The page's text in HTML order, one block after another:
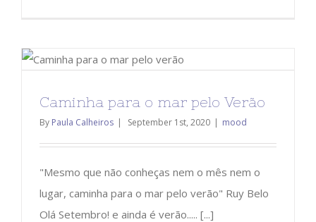
Caminha para o mar pelo Verão
By Paula Calheiros | September 1st, 2020 | mood
"Mesmo que não conheças nem o mês nem o
lugar, caminha para o mar pelo verão" Ruy Belo
Olá Setembro! e ainda é verão..... [...]